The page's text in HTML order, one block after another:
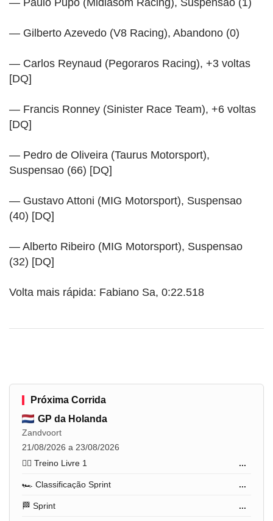
— Gilberto Azevedo (V8 Racing), Abandono (0)
— Carlos Reynaud (Pegoraros Racing), +3 voltas
[DQ]
— Francis Ronney (Sinister Race Team), +6 voltas
[DQ]
— Pedro de Oliveira (Taurus Motorsport),
Suspensao (66) [DQ]
— Gustavo Attoni (MIG Motorsport), Suspensao
(40) [DQ]
— Alberto Ribeiro (MIG Motorsport), Suspensao
(32) [DQ]
Volta mais rápida: Fabiano Sa, 0:22.518
Próxima Corrida
GP da Holanda
Zandvoort
21/08/2026 a 23/08/2026
🏋️‍♂️ Treino Livre 1
...
🏎️ Classificação Sprint ...
🏁 Sprint ...